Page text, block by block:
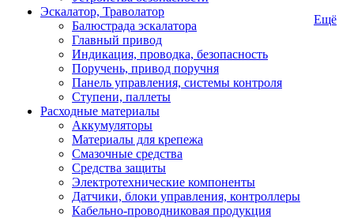
Эскалатор, Траволатор
Балюстрада эскалатора
Главный привод
Индикация, проводка, безопасность
Поручень, привод поручня
Панель управления, системы контроля
Ступени, паллеты
Расходные материалы
Аккумуляторы
Материалы для крепежа
Смазочные средства
Средства защиты
Электротехнические компоненты
Датчики, блоки управления, контроллеры
Кабельно-проводниковая продукция
Ещё